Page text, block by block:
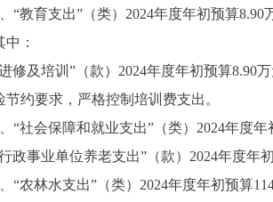
育支出”（类）2024年度年初预算8.90
：
及培训”（款）2024年度年初预算8.90万
节约要求，严格控制培训费支出。
会保障和就业支出”（类）2024年度年
事业单位养老支出”（款）2024年度年初
林水支出”（类）2024年度年初预算